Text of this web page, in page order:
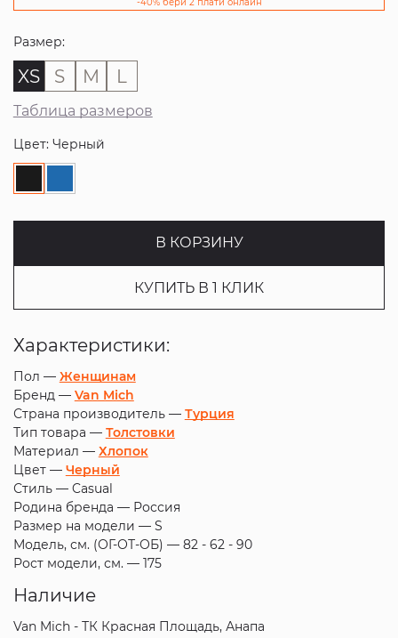
Размер:
XS S M L
Таблица размеров
Цвет: Черный
В КОРЗИНУ
КУПИТЬ В 1 КЛИК
Характеристики:
Пол — Женщинам
Бренд — Van Mich
Страна производитель — Турция
Тип товара — Толстовки
Материал — Хлопок
Цвет — Черный
Стиль — Casual
Родина бренда — Россия
Размер на модели — S
Модель, см. (ОГ-ОТ-ОБ) — 82 - 62 - 90
Рост модели, см. — 175
Наличие
Van Mich - ТК Красная Площадь, Анапа